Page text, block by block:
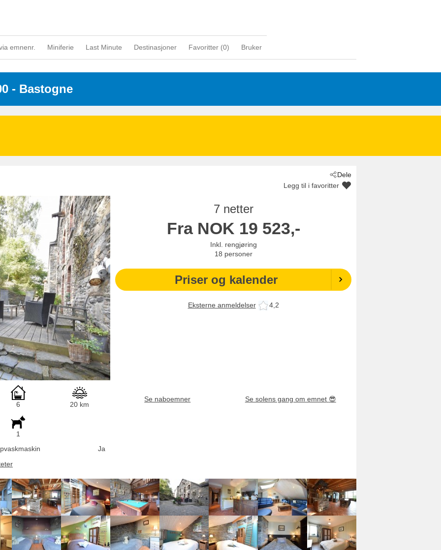
emnenr. Miniferie Last Minute Destinasjoner Favoritter (0) Bruker
- Bastogne
Dele
Legg til i favoritter
7 netter
Fra NOK 19 523,-
Inkl. rengjøring
18 personer
Priser og kalender
Eksterne anmeldelser 4,2
6 20 km
1
Ja
Se naboemner Se solens gang om emnet 😎